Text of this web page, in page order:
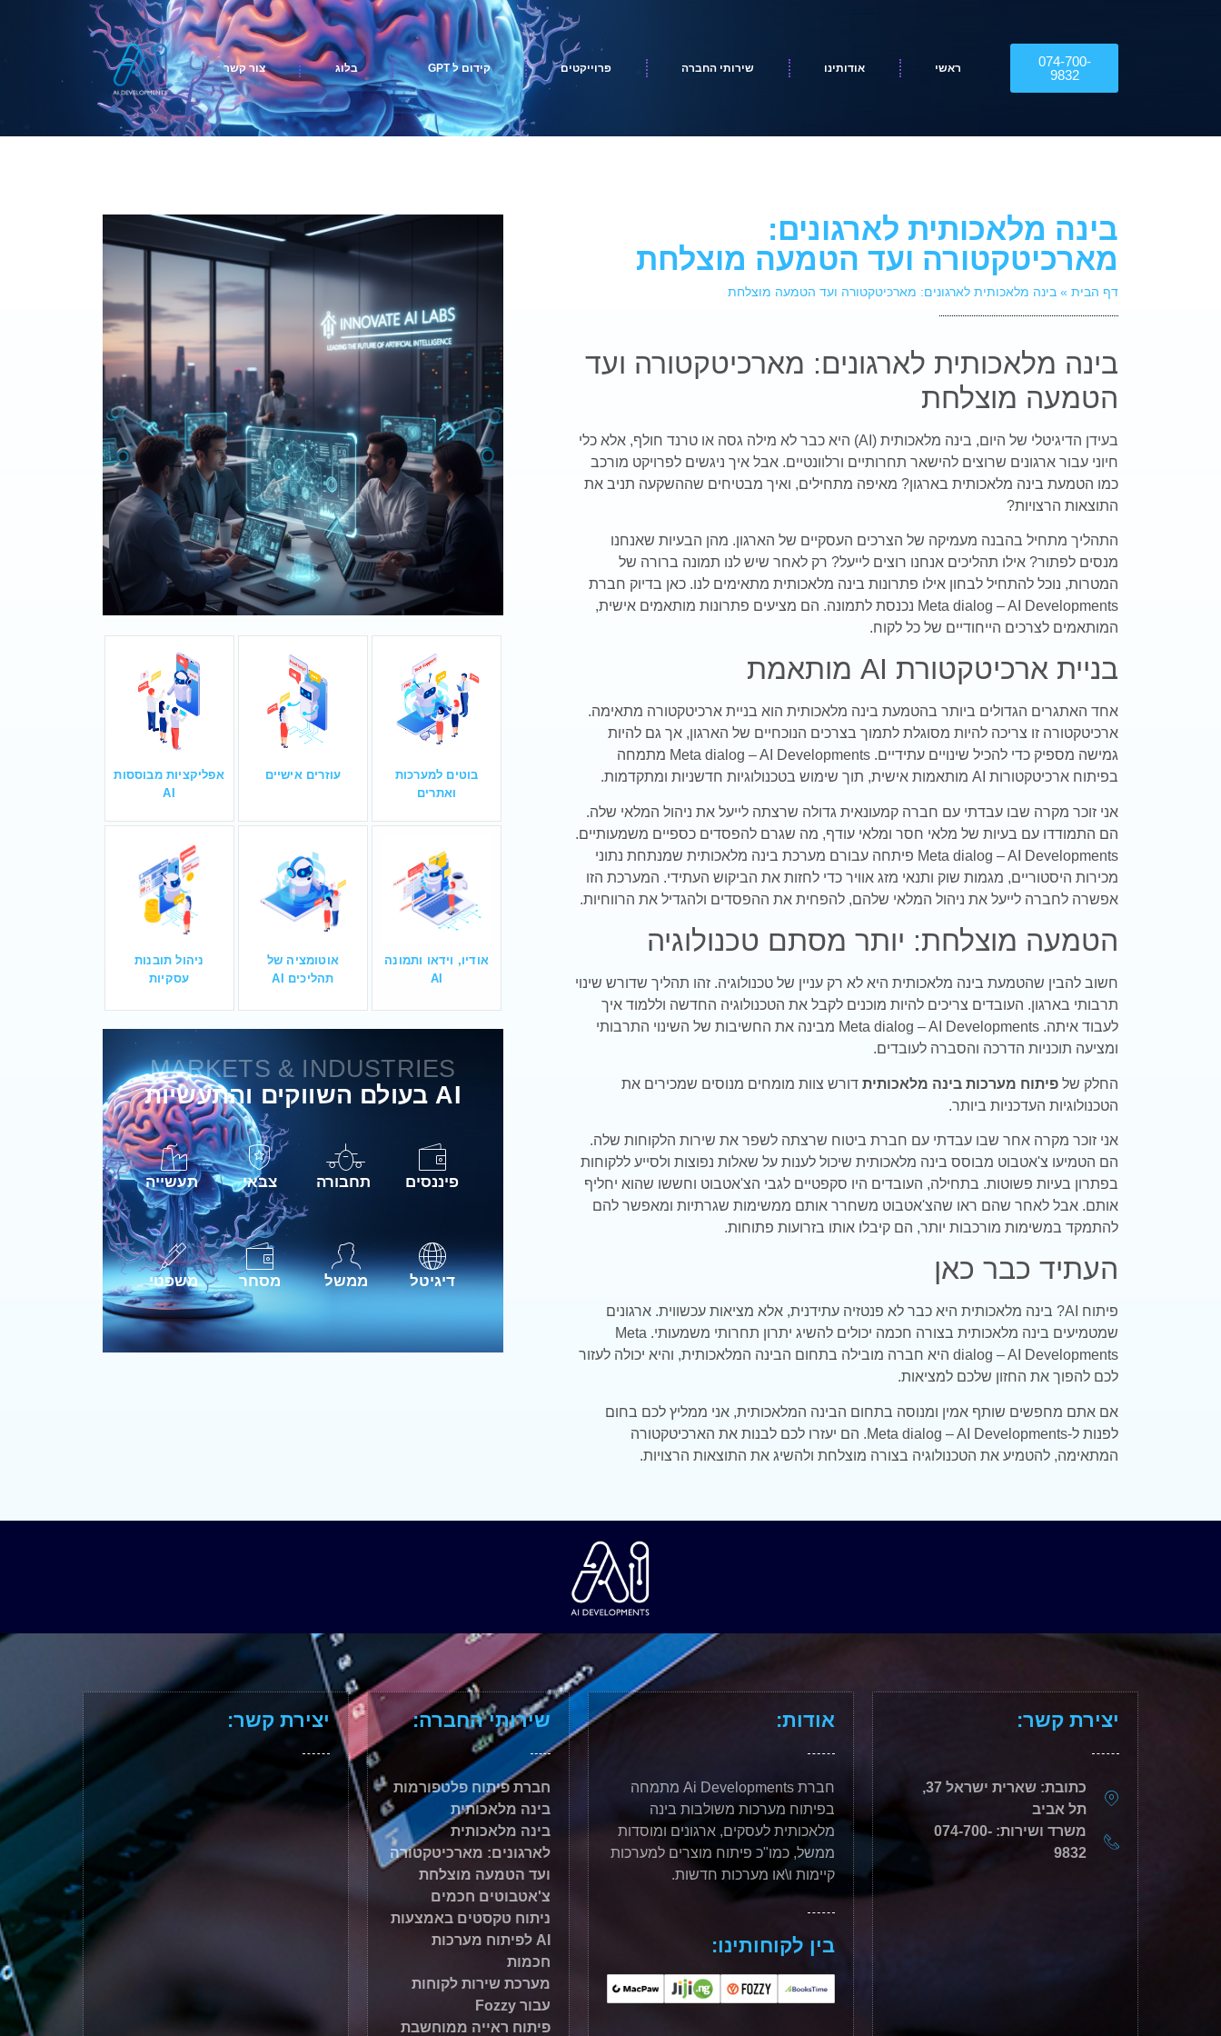
074-700-
9832
ראשי אודותינו שירותי החברה פרוייקטים קידום ל GPT בלוג צור קשר
בינה מלאכותית לארגונים:
מארכיטקטורה ועד הטמעה מוצלחת
דף הבית» בינה מלאכותית לארגונים: מארכיטקטורה ועד הטמעה מוצלחת
בינה מלאכותית לארגונים: מארכיטקטורה ועד
הטמעה מוצלחת
בעידן הדיגיטלי של היום, בינה מלאכותית (AI) היא כבר לא מילה גסה או טרנד חולף, אלא כלי
חיוני עבור ארגונים שרוצים להישאר תחרותיים ורלוונטיים. אבל איך ניגשים לפרויקט מורכב
כמו הטמעת בינה מלאכותית בארגון? מאיפה מתחילים, ואיך מבטיחים שההשקעה תניב את
התוצאות הרצויות?
התהליך מתחיל בהבנה מעמיקה של הצרכים העסקיים של הארגון. מהן הבעיות שאנחנו
מנסים לפתור? אילו תהליכים אנחנו רוצים לייעל? רק לאחר שיש לנו תמונה ברורה של
המטרות, נוכל להתחיל לבחון אילו פתרונות בינה מלאכותית מתאימים לנו. כאן בדיוק חברת
Meta dialog – AI Developments נכנסת לתמונה. הם מציעים פתרונות מותאמים אישית,
המותאמים לצרכים הייחודיים של כל לקוח.
בניית ארכיטקטורת AI מותאמת
אחד האתגרים הגדולים ביותר בהטמעת בינה מלאכותית הוא בניית ארכיטקטורה מתאימה.
ארכיטקטורה זו צריכה להיות מסוגלת לתמוך בצרכים הנוכחיים של הארגון, אך גם להיות
גמישה מספיק כדי להכיל שינויים עתידיים. Meta dialog – AI Developments מתמחה
בפיתוח ארכיטקטורות AI מותאמות אישית, תוך שימוש בטכנולוגיות חדשניות ומתקדמות.
אני זוכר מקרה שבו עבדתי עם חברה קמעונאית גדולה שרצתה לייעל את ניהול המלאי שלה.
הם התמודדו עם בעיות של מלאי חסר ומלאי עודף, מה שגרם להפסדים כספיים משמעותיים.
Meta dialog – AI Developments פיתחה עבורם מערכת בינה מלאכותית שמנתחת נתוני
מכירות היסטוריים, מגמות שוק ותנאי מזג אוויר כדי לחזות את הביקוש העתידי. המערכת הזו
אפשרה לחברה לייעל את ניהול המלאי שלהם, להפחית את ההפסדים ולהגדיל את הרווחיות.
הטמעה מוצלחת: יותר מסתם טכנולוגיה
חשוב להבין שהטמעת בינה מלאכותית היא לא רק עניין של טכנולוגיה. זהו תהליך שדורש שינוי
תרבותי בארגון. העובדים צריכים להיות מוכנים לקבל את הטכנולוגיה החדשה וללמוד איך
לעבוד איתה. Meta dialog – AI Developments מבינה את החשיבות של השינוי התרבותי
ומציעה תוכניות הדרכה והסברה לעובדים.
החלק של פיתוח מערכות בינה מלאכותיתדורש צוות מומחים מנוסים שמכירים את
הטכנולוגיות העדכניות ביותר.
אני זוכר מקרה אחר שבו עבדתי עם חברת ביטוח שרצתה לשפר את שירות הלקוחות שלה.
הם הטמיעו צ'אטבוט מבוסס בינה מלאכותית שיכול לענות על שאלות נפוצות ולסייע ללקוחות
בפתרון בעיות פשוטות. בתחילה, העובדים היו סקפטיים לגבי הצ'אטבוט וחששו שהוא יחליף
אותם. אבל לאחר שהם ראו שהצ'אטבוט משחרר אותם ממשימות שגרתיות ומאפשר להם
להתמקד במשימות מורכבות יותר, הם קיבלו אותו בזרועות פתוחות.
העתיד כבר כאן
פיתוח AI? בינה מלאכותית היא כבר לא פנטזיה עתידנית, אלא מציאות עכשווית. ארגונים
שמטמיעים בינה מלאכותית בצורה חכמה יכולים להשיג יתרון תחרותי משמעותי. Meta
dialog – AI Developments היא חברה מובילה בתחום הבינה המלאכותית, והיא יכולה לעזור
לכם להפוך את החזון שלכם למציאות.
אם אתם מחפשים שותף אמין ומנוסה בתחום הבינה המלאכותית, אני ממליץ לכם בחום
לפנות ל-Meta dialog – AI Developments. הם יעזרו לכם לבנות את הארכיטקטורה
המתאימה, להטמיע את הטכנולוגיה בצורה מוצלחת ולהשיג את התוצאות הרצויות.
בוטים למערכות
ואתרים
עוזרים אישיים
אפליקציות מבוססות
AI
אודיו, וידאו ותמונה
AI
אוטומציה של
תהליכים AI
ניהול תובנות
עסקיות
MARKETS & INDUSTRIES
AI בעולם השווקים והתעשיות
פיננסים תחבורה צבאי תעשייה
דיגיטל ממשל מסחר משפטי
יצירת קשר:
כתובת: שארית ישראל 37,
תל אביב
משרד ושירות: 074-700-
9832
אודות:
חברת Ai Developments מתמחה
בפיתוח מערכות משולבות בינה
מלאכותית לעסקים, ארגונים ומוסדות
ממשל, כמו"כ פיתוח מוצרים למערכות
קיימות ו\או מערכות חדשות.
בין לקוחותינו:
שירותי החברה:
חברת פיתוח פלטפורמות
בינה מלאכותית
בינה מלאכותית
לארגונים: מארכיטקטורה
ועד הטמעה מוצלחת
צ'אטבוטים חכמים
ניתוח טקסטים באמצעות
AI לפיתוח מערכות
חכמות
מערכת שירות לקוחות
עבור Fozzy
פיתוח ראייה ממוחשבת
יצירת קשר: